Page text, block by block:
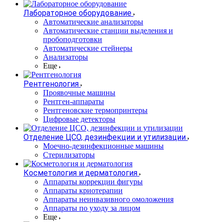
Лабораторное оборудование
Автоматические анализаторы
Автоматические станции выделения и
пробоподготовки
Автоматические стейнеры
Анализаторы
Еще
Рентгенология
Проявочные машины
Рентген-аппараты
Рентгеновские термопринтеры
Цифровые детекторы
Отделение ЦСО, дезинфекции и утилизации
Моечно-дезинфекционные машины
Стерилизаторы
Косметология и дерматология
Аппараты коррекции фигуры
Аппараты криотерапии
Аппараты неинвазивного омоложения
Аппараты по уходу за лицом
Еще